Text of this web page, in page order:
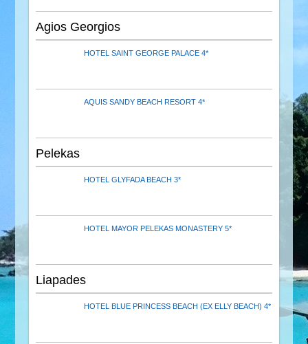
Agios Georgios
HOTEL SAINT GEORGE PALACE 4*
AQUIS SANDY BEACH RESORT 4*
Pelekas
HOTEL GLYFADA BEACH 3*
HOTEL MAYOR PELEKAS MONASTERY 5*
Liapades
HOTEL BLUE PRINCESS BEACH (EX ELLY BEACH) 4*